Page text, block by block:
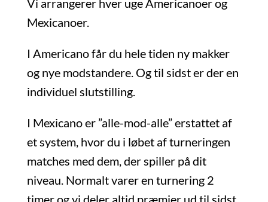
Vi arrangerer hver uge Americanoer og
Mexicanoer.
I Americano får du hele tiden ny makker
og nye modstandere. Og til sidst er der en
individuel slutstilling.
I Mexicano er ”alle-mod-alle” erstattet af
et system, hvor du i løbet af turneringen
matches med dem, der spiller på dit
niveau. Normalt varer en turnering 2
timer og vi deler altid præmier ud til sidst.